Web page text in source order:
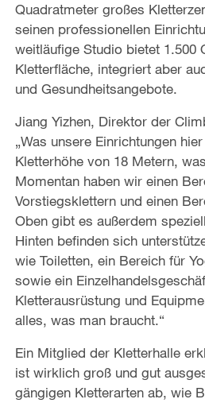
Quadratmeter großes
seinen professionellen
weitläufige Studio bietet 1.500
Kletterfläche, integriert aber
und Gesundheitsangebote.
Jiang Yizhen, Direktor der
„Was unsere Einrichtungen
Kletterhöhe von 18 Metern,
Momentan haben wir einen
Vorstiegsklettern und einen
Oben gibt es außerdem
Hinten befinden sich
wie Toiletten, ein Bereich für
sowie ein
Kletterausrüstung und
alles, was man braucht.“
Ein Mitglied der Kletterhalle
ist wirklich groß und gut
gängigen Kletterarten ab, wie